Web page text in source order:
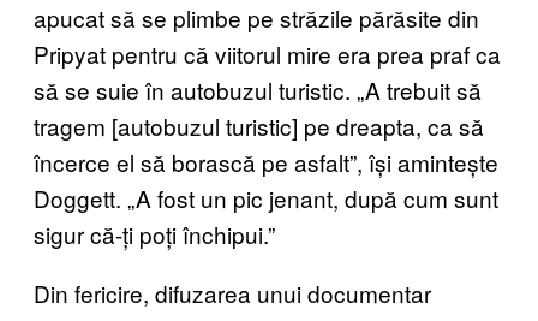
apucat să se plimbe pe străzile părăsite din
Pripyat pentru că viitorul mire era prea praf ca
să se suie în autobuzul turistic. „A trebuit să
tragem [autobuzul turistic] pe dreapta, ca să
încerce el să borască pe asfalt”, își amintește
Doggett. „A fost un pic jenant, după cum sunt
sigur că-ți poți închipui.”
Din fericire, difuzarea unui documentar